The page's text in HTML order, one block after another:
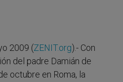
2009 (ZENIT.org).- Con
del padre Damián de
octubre en Roma, la